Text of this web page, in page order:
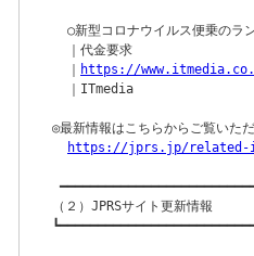
○新型コロナウイルス便乗のラ
  ｜代金要求
https://
  ｜ITmedia
◎最新情報はこちらからご覧いた
https://jprs.jp/related-
（２）JPRSサイト更新情報